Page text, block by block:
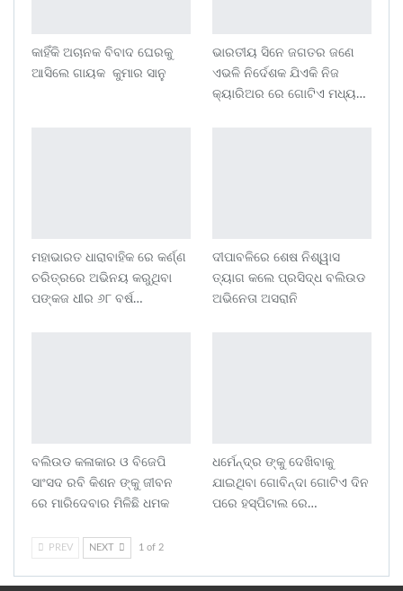
କାହିଁକି ଅଚାନକ ବିବାଦ ଘେରକୁ
ଆସିଲେ ଗାୟକ କୁମାର ସାନୁ
ଭାରତୀୟ ସିନେ ଜଗତର ଜଣେ
ଏଭଳି ନିର୍ଦେଶକ ଯିଏକି ନିଜ
କ୍ୟାରିଅର ରେ ଗୋଟିଏ ମଧ୍ୟ…
ମହାଭାରତ ଧାରାବାହିକ ରେ କର୍ଣ୍ଣ
ଚରିତ୍ରରେ ଅଭିନୟ କରୁଥିବା
ପଙ୍କଜ ଧୀର ୬୮ ବର୍ଷ…
ଦୀପାବଳିରେ ଶେଷ ନିଶ୍ୱାସ
ତ୍ୟାଗ କଲେ ପ୍ରସିଦ୍ଧ ବଲିଉଡ
ଅଭିନେତା ଅସରାନି
ବଲିଉଡ କଳାକାର ଓ ବିଜେପି
ସାଂସଦ ରବି କିଶନ ଙ୍କୁ ଜୀବନ
ରେ ମାରିଦେବାର ମିଳିଛି ଧମକ
ଧର୍ମେନ୍ଦ୍ର ଙ୍କୁ ଦେଖିବାକୁ
ଯାଇଥିବା ଗୋବିନ୍ଦା ଗୋଟିଏ ଦିନ
ପରେ ହସ୍ପିଟାଲ ରେ…
PREV NEXT 1 of 2